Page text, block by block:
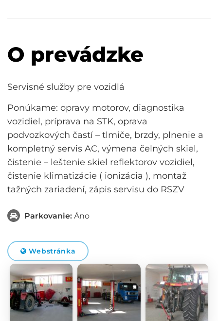
O prevádzke
Servisné služby pre vozidlá
Ponúkame: opravy motorov, diagnostika
vozidiel, príprava na STK, oprava
podvozkových častí – tlmiče, brzdy, plnenie a
kompletný servis AC, výmena čelných skiel,
čistenie – leštenie skiel reflektorov vozidiel,
čistenie klimatizácie ( ionizácia ), montaž
tažných zariadení, zápis servisu do RSZV
Parkovanie: Áno
Webstránka